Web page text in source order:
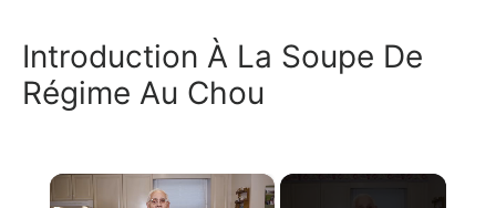
Introduction À La Soupe De
Régime Au Chou
×